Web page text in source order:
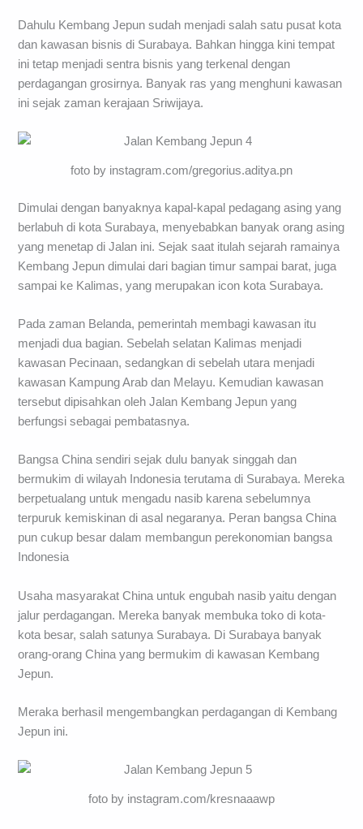
Dahulu Kembang Jepun sudah menjadi salah satu pusat kota
dan kawasan bisnis di Surabaya. Bahkan hingga kini tempat
ini tetap menjadi sentra bisnis yang terkenal dengan
perdagangan grosirnya. Banyak ras yang menghuni kawasan
ini sejak zaman kerajaan Sriwijaya.
foto by instagram.com/gregorius.aditya.pn
Dimulai dengan banyaknya kapal-kapal pedagang asing yang
berlabuh di kota Surabaya, menyebabkan banyak orang asing
yang menetap di Jalan ini. Sejak saat itulah sejarah ramainya
Kembang Jepun dimulai dari bagian timur sampai barat, juga
sampai ke Kalimas, yang merupakan icon kota Surabaya.
Pada zaman Belanda, pemerintah membagi kawasan itu
menjadi dua bagian. Sebelah selatan Kalimas menjadi
kawasan Pecinaan, sedangkan di sebelah utara menjadi
kawasan Kampung Arab dan Melayu. Kemudian kawasan
tersebut dipisahkan oleh Jalan Kembang Jepun yang
berfungsi sebagai pembatasnya.
Bangsa China sendiri sejak dulu banyak singgah dan
bermukim di wilayah Indonesia terutama di Surabaya. Mereka
berpetualang untuk mengadu nasib karena sebelumnya
terpuruk kemiskinan di asal negaranya. Peran bangsa China
pun cukup besar dalam membangun perekonomian bangsa
Indonesia
Usaha masyarakat China untuk engubah nasib yaitu dengan
jalur perdagangan. Mereka banyak membuka toko di kota-
kota besar, salah satunya Surabaya. Di Surabaya banyak
orang-orang China yang bermukim di kawasan Kembang
Jepun.
Meraka berhasil mengembangkan perdagangan di Kembang
Jepun ini.
foto by instagram.com/kresnaaawp